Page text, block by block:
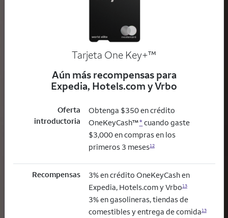
Tarjeta One Key+trademark
™
Aún más recompensas para
Expedia, Hotels.com y Vrbo
Oferta
introductoria
Obtenga $350 en crédito
OneKeyCash™* cuando gaste
$3,000 en compras en los
primeros 3 meses12
Recompensas
3% en crédito OneKeyCash en
Expedia, Hotels.com y Vrbo13
3% en gasolineras, tiendas de
comestibles y entrega de comida13